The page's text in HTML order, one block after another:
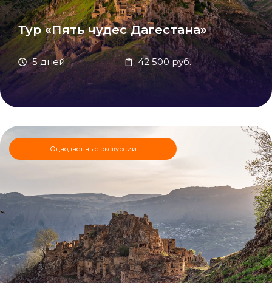
Тур «Пять чудес Дагестана»
5 дней 42 500 руб.
Однодневные экскурсии